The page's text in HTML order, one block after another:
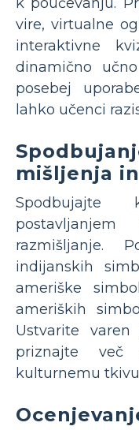
vire, virtualne
interaktivne
dinamično
posebej
lahko učenci
mišljenja
Spodbujajte
razmišljanje.
indijanskih
ameriške
ameriških
Ustvarite
priznajte
kulturnemu